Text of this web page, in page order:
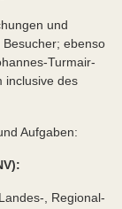
und
ebenso
Turmair-
inclusive des
Aufgaben:
, Regional-